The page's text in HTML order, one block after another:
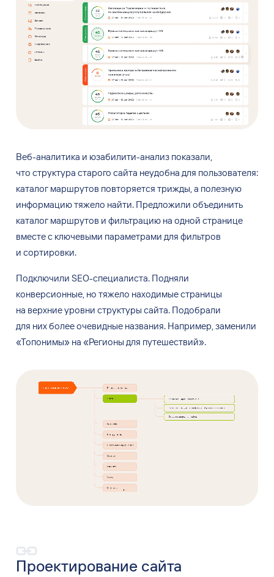
Веб-аналитика и юзабилити-анализ показали,
что структура старого сайта неудобна для пользователя:
каталог маршрутов повторяется трижды, а полезную
информацию тяжело найти. Предложили объединить
каталог маршрутов и фильтрацию на одной странице
вместе с ключевыми параметрами для фильтров
и сортировки.
Подключили SEO-специалиста. Подняли
конверсионные, но тяжело находимые страницы
на верхние уровни структуры сайта. Подобрали
для нихболее очевидные названия. Например, заменили
«Топонимы» на «Регионы для путешествий».
Проектирование сайта